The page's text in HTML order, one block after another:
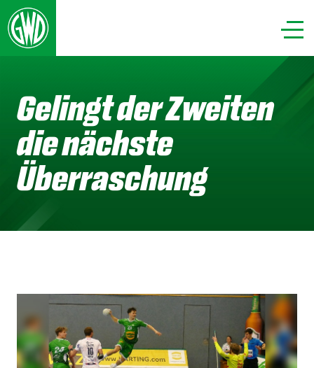
Gelingt der Zweiten
die nächste
Überraschung